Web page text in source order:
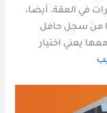
في العقة. أيضا،
من سجل حافل
يعني اختيار